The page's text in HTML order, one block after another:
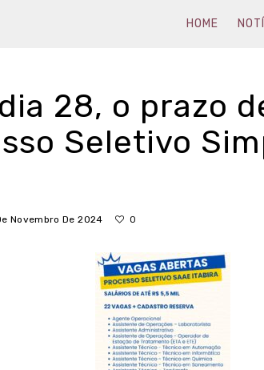
HOME
28, o prazo
Seletivo
Novembro De 2024 0